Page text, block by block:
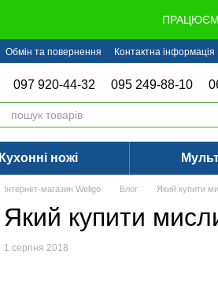
Обмін та повернення Контактна інформація
097 920-44-32 095 249-88-10
Кухонні ножі
Інтернет-магазин Wellgo Блог Який купити
Який купити
1 серпня 2018